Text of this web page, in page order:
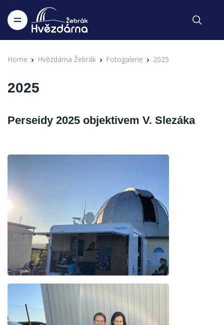
Home Hvězdárna Žebrák Fotogalerie 2025
2025
Perseidy 2025 objektivem V. Slezáka